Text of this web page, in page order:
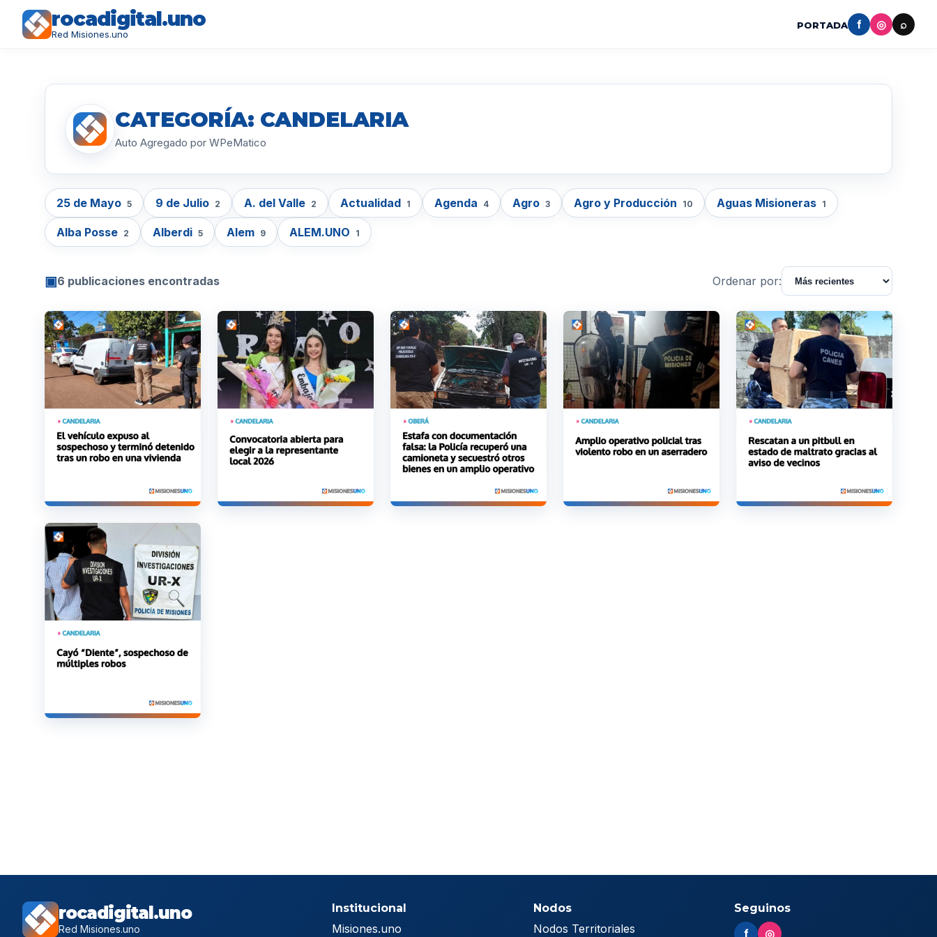
rocadigital.uno
Red Misiones.uno
PORTADA f ◎ ⌕
CATEGORÍA: CANDELARIA
Auto Agregado por WPeMatico
25 de Mayo 5 9 de Julio 2 A. del Valle 2 Actualidad 1 Agenda 4 Agro 3 Agro y Producción 10 Aguas Misioneras 1
Alba Posse 2 Alberdi 5 Alem 9 ALEM.UNO 1
▣6 publicaciones encontradas Ordenar por:
rocadigital.uno
Red Misiones.uno
Institucional
Misiones.uno
Nodos
Nodos Territoriales
Seguinos
f ◎